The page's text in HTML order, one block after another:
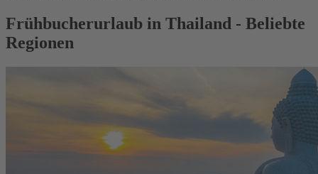
Frühbucherurlaub in Thailand - Beliebte
Regionen